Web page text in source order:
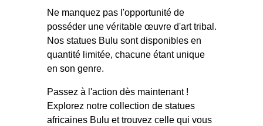
Ne manquez pas l'opportunité de
posséder une véritable œuvre d'art tribal.
Nos statues Bulu sont disponibles en
quantité limitée, chacune étant unique
en son genre.
Passez à l'action dès maintenant !
Explorez notre collection de statues
africaines Bulu et trouvez celle qui vous